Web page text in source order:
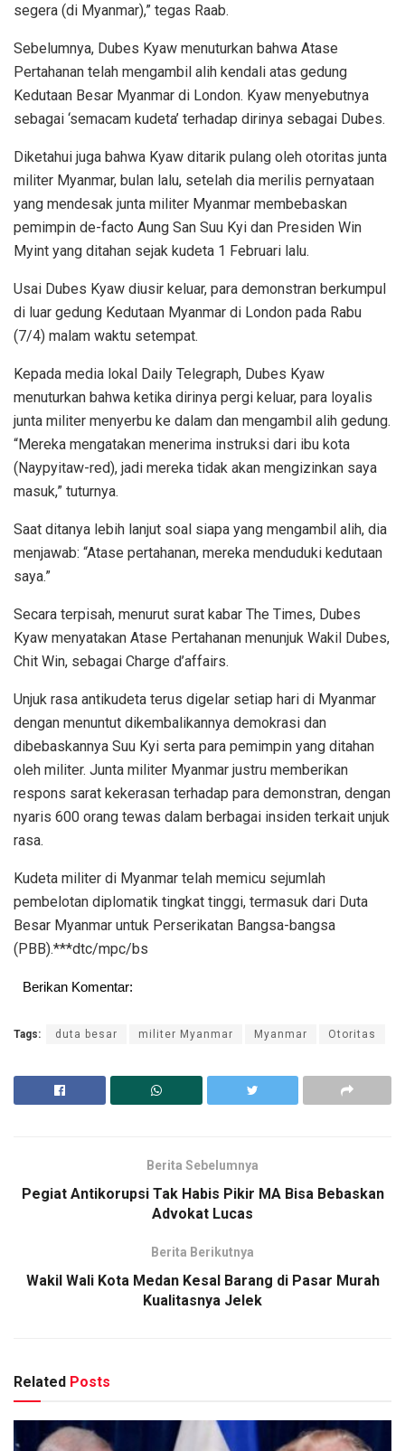
segera (di Myanmar),” tegas Raab.
Sebelumnya, Dubes Kyaw menuturkan bahwa Atase
Pertahanan telah mengambil alih kendali atas gedung
Kedutaan Besar Myanmar di London. Kyaw menyebutnya
sebagai ‘semacam kudeta’ terhadap dirinya sebagai Dubes.
Diketahui juga bahwa Kyaw ditarik pulang oleh otoritas junta
militer Myanmar, bulan lalu, setelah dia merilis pernyataan
yang mendesak junta militer Myanmar membebaskan
pemimpin de-facto Aung San Suu Kyi dan Presiden Win
Myint yang ditahan sejak kudeta 1 Februari lalu.
Usai Dubes Kyaw diusir keluar, para demonstran berkumpul
di luar gedung Kedutaan Myanmar di London pada Rabu
(7/4) malam waktu setempat.
Kepada media lokal Daily Telegraph, Dubes Kyaw
menuturkan bahwa ketika dirinya pergi keluar, para loyalis
junta militer menyerbu ke dalam dan mengambil alih gedung.
“Mereka mengatakan menerima instruksi dari ibu kota
(Naypyitaw-red), jadi mereka tidak akan mengizinkan saya
masuk,” tuturnya.
Saat ditanya lebih lanjut soal siapa yang mengambil alih, dia
menjawab: “Atase pertahanan, mereka menduduki kedutaan
saya.”
Secara terpisah, menurut surat kabar The Times, Dubes
Kyaw menyatakan Atase Pertahanan menunjuk Wakil Dubes,
Chit Win, sebagai Charge d’affairs.
Unjuk rasa antikudeta terus digelar setiap hari di Myanmar
dengan menuntut dikembalikannya demokrasi dan
dibebaskannya Suu Kyi serta para pemimpin yang ditahan
oleh militer. Junta militer Myanmar justru memberikan
respons sarat kekerasan terhadap para demonstran, dengan
nyaris 600 orang tewas dalam berbagai insiden terkait unjuk
rasa.
Kudeta militer di Myanmar telah memicu sejumlah
pembelotan diplomatik tingkat tinggi, termasuk dari Duta
Besar Myanmar untuk Perserikatan Bangsa-bangsa
(PBB).***dtc/mpc/bs
Berikan Komentar:
Tags: duta besar militer Myanmar Myanmar Otoritas
Berita Sebelumnya
Pegiat Antikorupsi Tak Habis Pikir MA Bisa Bebaskan
Advokat Lucas
Berita Berikutnya
Wakil Wali Kota Medan Kesal Barang di Pasar Murah
Kualitasnya Jelek
Related Posts